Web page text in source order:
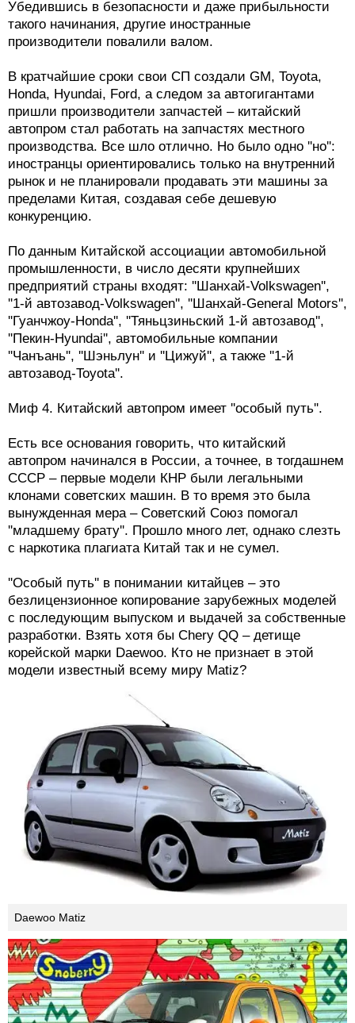
FAW-VW Golf VI
Убедившись в безопасности и даже прибыльности
производители повалили валом.
В кратчайшие сроки свои СП создали GM, Toyota,
Honda, Hyundai, Ford, а следом за автогигантами
пришли производители запчастей – китайский
автопром стал работать на запчастях местного
производства. Все шло отлично. Но было одно ''но'':
иностранцы ориентировались только на внутренний
пределами Китая, создавая себе дешевую
По данным Китайской ассоциации автомобильной
промышленности, в число десяти крупнейших
предприятий страны входят: ''Шанхай-Volkswagen'',
''1-й автозавод-Volkswagen'', ''Шанхай-General Motors'',
''Гуанчжоу-Honda'', ''Тяньцзиньский 1-й автозавод'',
''Пекин-Hyundai'', автомобильные компании
автозавод-Toyota''.
Миф 4. Китайский автопром имеет ''особый путь''.
Есть все основания говорить, что китайский
автопром начинался в России, а точнее, в тогдашнем
клонами советских машин. В то время это была
вынужденная мера – Советский Союз помогал
''младшему брату''. Прошло много лет, однако слезть
с наркотика плагиата Китай так и не сумел.
''Особый путь'' в понимании китайцев – это
безлицензионное копирование зарубежных моделей
с последующим выпуском и выдачей за собственные
разработки. Взять хотя бы Chery QQ – детище
корейской марки Daewoo. Кто не признает в этой
модели известный всему миру Matiz?